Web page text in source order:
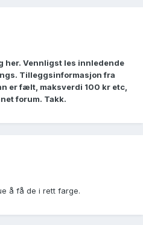
her. Vennligst les innledende
Tilleggsinformasjon fra
er fælt, maksverdi 100 kr etc,
forum. Takk.
å få de i rett farge.